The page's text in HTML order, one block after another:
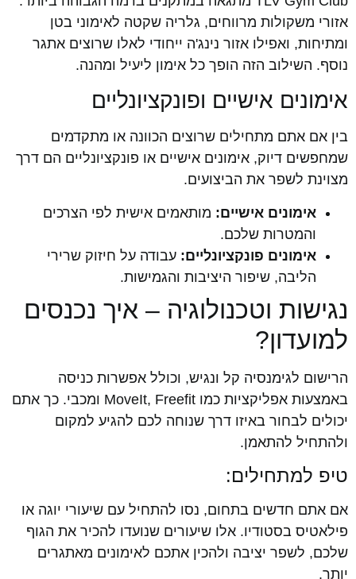
אזורי משקולות מרווחים, גלריה שקטה לאימוני בטן
ומתיחות, ואפילו אזור נינג'ה ייחודי לאלו שרוצים אתגר
נוסף. השילוב הזה הופך כל אימון ליעיל ומהנה.
אימונים אישיים ופונקציונליים
בין אם אתם מתחילים שרוצים הכוונה או מתקדמים
שמחפשים דיוק, אימונים אישיים או פונקציונליים הם דרך
מצוינת לשפר את הביצועים.
אימונים אישיים: מותאמים אישית לפי הצרכים
והמטרות שלכם.
אימונים פונקציונליים: עבודה על חיזוק שרירי
הליבה, שיפור היציבות והגמישות.
נגישות וטכנולוגיה – איך נכנסים
למועדון?
הרישום לגימנסיה קל ונגיש, וכולל אפשרות כניסה
באמצעות אפליקציות כמו MoveIt, Freefit ומכבי. כך אתם
יכולים לבחור באיזו דרך שנוחה לכם להגיע למקום
ולהתחיל להתאמן.
טיפ למתחילים:
אם אתם חדשים בתחום, נסו להתחיל עם שיעורי יוגה או
פילאטיס בסטודיו. אלו שיעורים שנועדו להכיר את הגוף
שלכם, לשפר יציבה ולהכין אתכם לאימונים מאתגרים
יותר.